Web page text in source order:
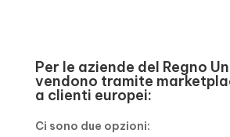
Per le aziende del Regno
vendono tramite
a clienti europei:
Ci sono due opzioni: